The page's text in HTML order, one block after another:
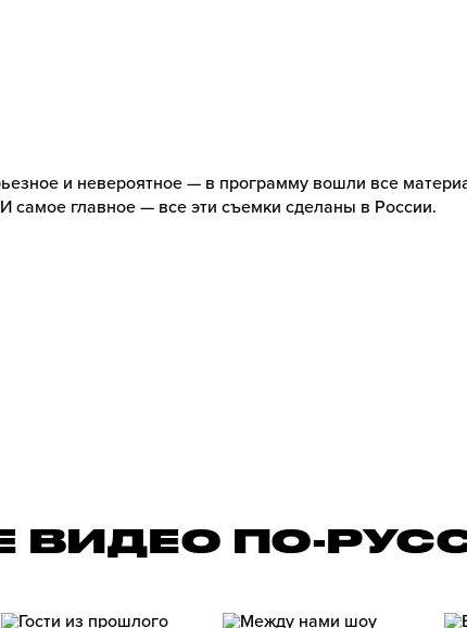
и невероятное — в программу вошли все
самое главное — все эти съемки сделаны в России.
ВИДЕО ПО-